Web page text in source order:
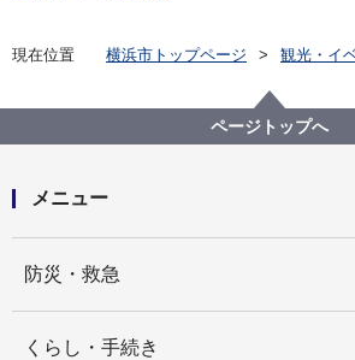
現在位置 横浜市トップページ
観光・イ
【募集終了】「第62回1000万人ラ
ページトップへ
メニュー
防災・救急
くらし・手続き